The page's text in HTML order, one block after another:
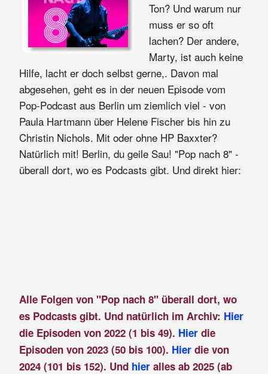
Ton? Und warum nur
muss er so oft
lachen? Der andere,
Marty, ist auch keine
Hilfe, lacht er doch selbst gerne,. Davon mal
abgesehen, geht es in der neuen Episode vom
Pop-Podcast aus Berlin um ziemlich viel - von
Paula Hartmann über Helene Fischer bis hin zu
Christin Nichols. Mit oder ohne HP Baxxter?
Natürlich mit! Berlin, du geile Sau! "Pop nach 8" -
überall dort, wo es Podcasts gibt. Und direkt hier:
Alle Folgen von "Pop nach 8" überall dort, wo
es Podcasts gibt. Und natürlich im Archiv: Hier
die Episoden von 2022 (1 bis 49). Hierdie
Episoden von 2023 (50 bis 100). Hier die von
2024 (101 bis 152). Und hier alles ab 2025 (ab